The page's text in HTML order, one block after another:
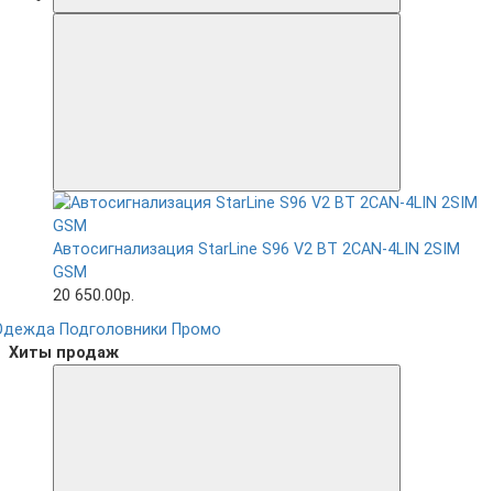
Автосигнализация StarLine S96 V2 BT 2CAN-4LIN 2SIM
GSM
20 650.00р.
Подголовники Промо
Хиты продаж